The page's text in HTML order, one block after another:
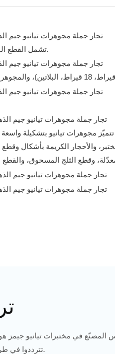
تشمل القطع البيضاوية لشركتنا ما يلي: قطع القلوب والسهام، قطع الثلج المسحوق، القطع اللامع، القطع العتيق، القطع الهجين.
مجوهرات تيانيو بتشكيلة
والأحجار الكريمة بأشكال
المصنّع في مختبرات تيانيو جيمز
تترددوا في طرح أفكاركم وطرح العديد من الأسئلة.